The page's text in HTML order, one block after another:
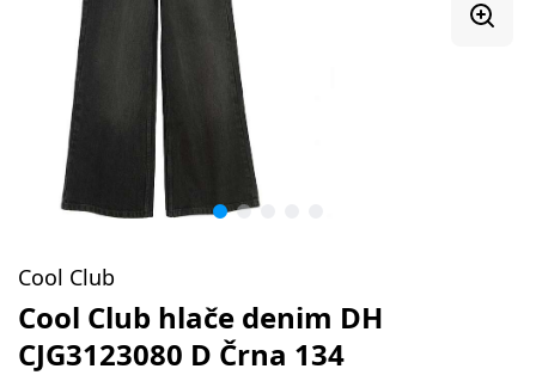
Cool Club
Cool Club hlače denim DH
CJG3123080 D Črna 134